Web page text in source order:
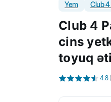
Yem Club
Club 4
cins
toyuq
4.8 (